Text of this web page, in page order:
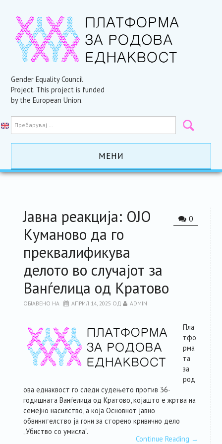
Gender Equality Council
Project. This project is funded
by the European Union.
МЕНИ
АКТИВНОСТИ
РЕСУРСИ
ФОРУМ
КОНТАКТ
0
Јавна реакција: ОЈО
Куманово да го
преквалификува
делото во случајот за
Ванѓелица од Кратово
ОБЈАВЕНО НА АПРИЛ 14, 2025 ОД ADMIN
Пла
тфо
рма
та
за
род
ова еднаквост го следи судењето против 36-
годишната Ванѓелица од Кратово, којашто е жртва на
семејно насилство, а која Основнот јавно
обвинителство ја гони за сторено кривично дело
„Убиство со умисла“.
Continue Reading →